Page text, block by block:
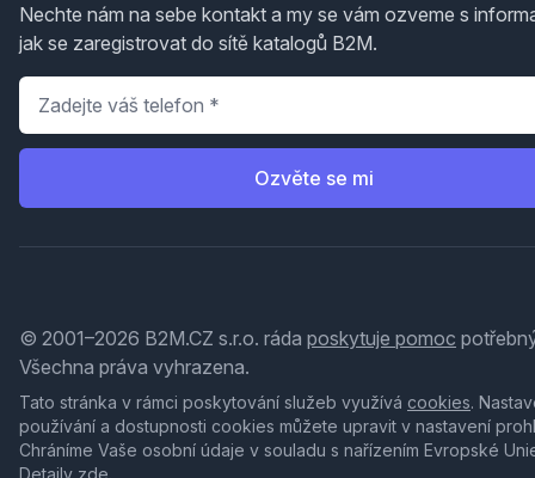
Nechte nám na sebe kontakt a my se vám ozveme s
jak se zaregistrovat do sítě katalogů B2M.
Telefon
Ozvěte se mi
© 2001–2026 B2M.CZ s.r.o. ráda poskytuje pomoc
Všechna práva vyhrazena.
Tato stránka v rámci poskytování služeb využívá cookies.
používání a dostupnosti cookies můžete upravit v nastavení
Chráníme Vaše osobní údaje v souladu s nařízením Evropské
Detaily zde.